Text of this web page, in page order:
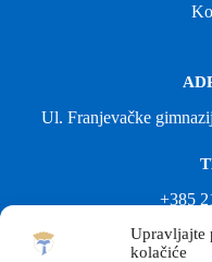
Upravljajte
kolačiće
Ul. Franjevačke
+385